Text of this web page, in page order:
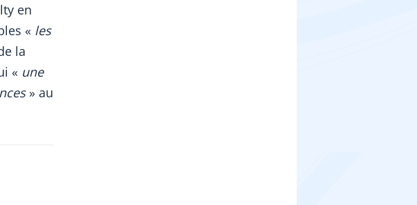
en
« les
la
« une
» au